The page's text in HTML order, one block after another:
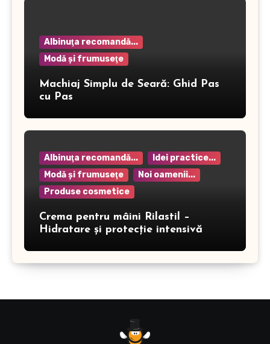
Albinuţa recomandă...
Modă şi frumuseţe
Machiaj Simplu de Seară: Ghid Pas
cu Pas
Albinuţa recomandă...
Idei practice...
Modă şi frumuseţe
Noi oamenii...
Produse cosmetice
Crema pentru mâini Rilastil –
Hidratare și protecție intensivă